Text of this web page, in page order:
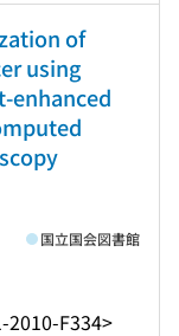
of
using
enhanced
2010-F334>
国立国会図書館